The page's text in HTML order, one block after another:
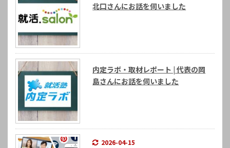
北口さんにお話を伺いました
内定ラボ・取材レポート | 代表の岡
島さんにお話を伺いました
2026-04-15